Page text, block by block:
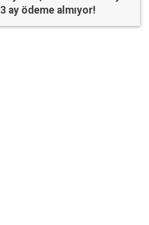
3 ay ödeme almıyor!